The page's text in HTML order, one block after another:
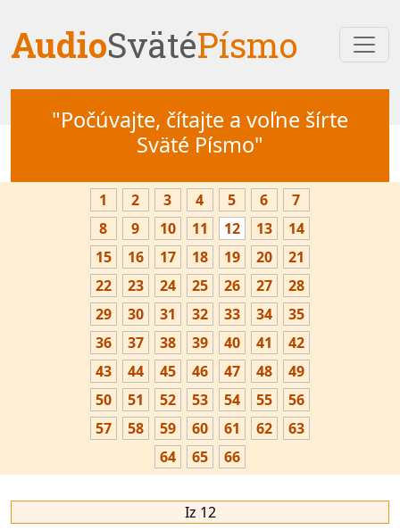
AudioSvätéPísmo
"Počúvajte, čítajte a voľne šírte
Sväté Písmo"
1 2 3 4 5 6
7
8
9 10 11 12 13
14
15
16 17 18 19 20
21
22
23 24 25 26 27
28
29
30 31 32 33 34
35
36
37 38 39 40 41
42
43
44 45 46 47 48
49
50
51 52 53 54 55
56
57
58 59 60 61 62
63
64
65 66
Iz 12